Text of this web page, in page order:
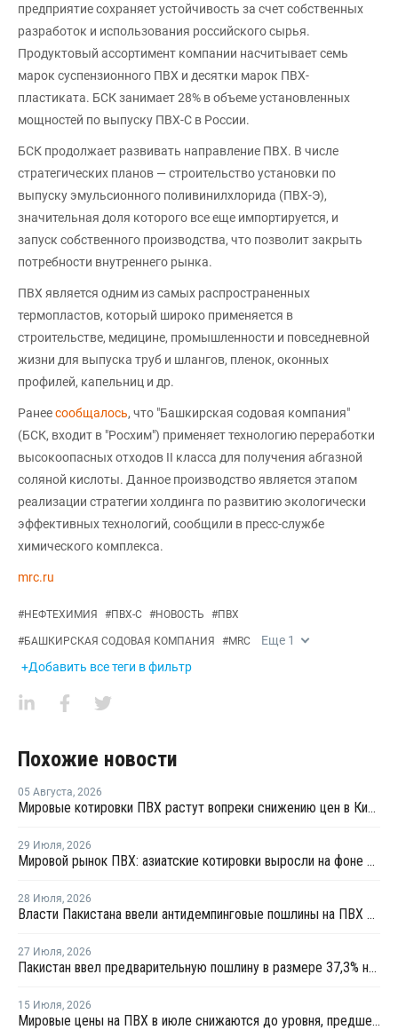
предприятие сохраняет устойчивость за счет собственных
разработок и использования российского сырья.
Продуктовый ассортимент компании насчитывает семь
марок суспензионного ПВХ и десятки марок ПВХ-
пластиката. БСК занимает 28% в объеме установленных
мощностей по выпуску ПВХ-С в России.
БСК продолжает развивать направление ПВХ. В числе
стратегических планов — строительство установки по
выпуску эмульсионного поливинилхлорида (ПВХ-Э),
значительная доля которого все еще импортируется, и
запуск собственного производства, что позволит закрыть
потребности внутреннего рынка.
ПВХ является одним из самых распространенных
термопластов, который широко применяется в
строительстве, медицине, промышленности и повседневной
жизни для выпуска труб и шлангов, пленок, оконных
профилей, капельниц и др.
Ранеесообщалось, что "Башкирская содовая компания"
(БСК, входит в "Росхим") применяет технологию переработки
высокоопасных отходов II класса для получения абгазной
соляной кислоты. Данное производство является этапом
реализации стратегии холдинга по развитию экологически
эффективных технологий, сообщили в пресс-службе
химического комплекса.
mrc.ru
#НЕФТЕХИМИЯ #ПВХ-С #НОВОСТЬ #ПВХ
#БАШКИРСКАЯ СОДОВАЯ КОМПАНИЯ #MRC Еще 1
+Добавить все теги в фильтр
Похожие новости
05 Августа, 2026
Мировые котировки ПВХ растут вопреки снижению цен в Китае
29 Июля, 2026
Мировой рынок ПВХ: азиатские котировки выросли на фоне смешанных тенденций в Китае
28 Июля, 2026
Власти Пакистана ввели антидемпинговые пошлины на ПВХ из США и Индонезии
27 Июля, 2026
Пакистан ввел предварительную пошлину в размере 37,3% на ПВХ
15 Июля, 2026
Мировые цены на ПВХ в июле снижаются до уровня, предшествовавшего конфликту на Ближнем Востоке